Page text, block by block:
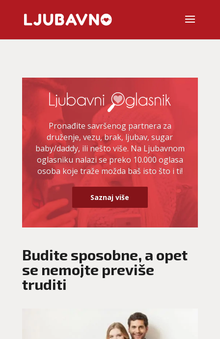
Pronađite savršenog partnera za
druženje, vezu, brak, ljubav, sugar
baby/daddy, ili nešto više. Na Ljubavnom
oglasniku nalazi se preko 10.000 oglasa
osoba koje traže možda baš isto što i ti!
Saznaj više
Budite sposobne, a opet
se nemojte previše
truditi